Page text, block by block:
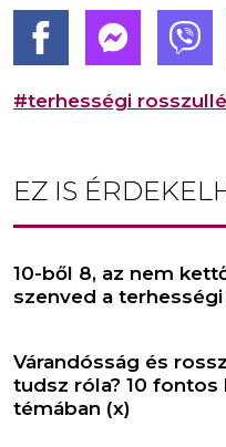
#terhességi
EZ IS
10-ből 8, az nem
szenved a
Várandósság és
tudsz róla? 10
témában (x)